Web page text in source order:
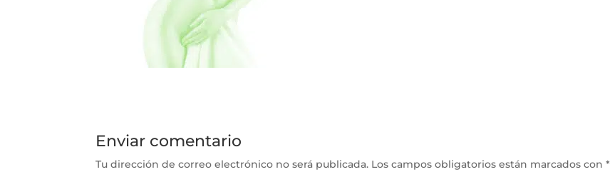
Enviar comentario
Tu dirección de correo electrónico no será publicada. Los campos obligatorios están marcados con*